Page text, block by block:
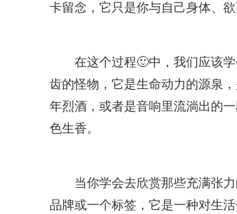
卡留念，它只是你与自己身体、欲
在这个过程🙂中，我们应该
齿的怪物，它是生命动力的源泉
年烈酒，或者是音响里流淌出的
色生香。
当你学会去欣赏那些充满张
品牌或一个标签，它是一种对生活